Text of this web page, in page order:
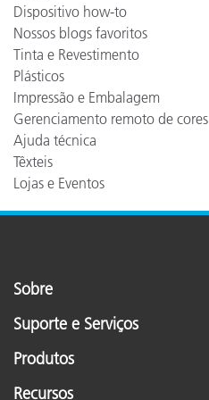
Dispositivo how-to
Nossos blogs favoritos
Tinta e Revestimento
Plásticos
Impressão e Embalagem
Gerenciamento remoto de cores
Ajuda técnica
Têxteis
Lojas e Eventos
Sobre
Suporte e Serviços
Produtos
Recursos